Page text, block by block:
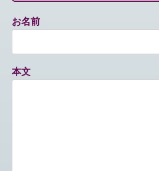
お名前
本文